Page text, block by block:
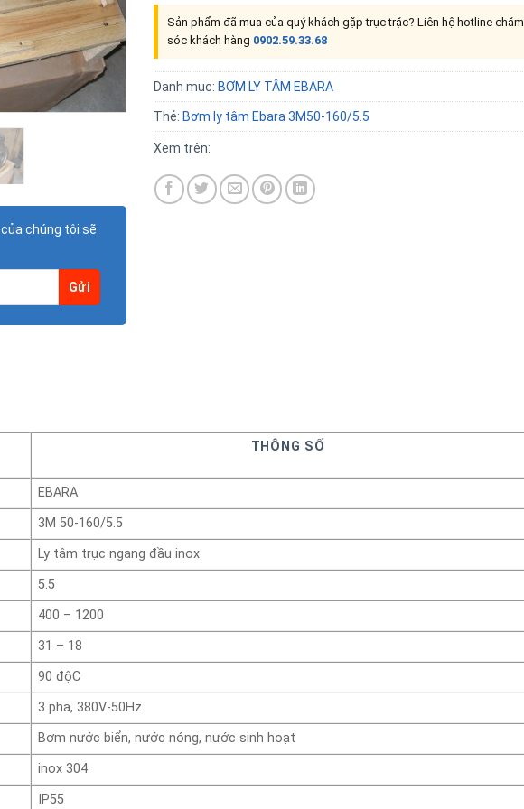
của chúng tôi sẽ
Sản phẩm đã mua của quý khách gặp trục trặc? Liên hệ hotline chăm
sóc khách hàng 0902.59.33.68
Danh mục: BƠM LY TÂM EBARA
Thẻ: Bơm ly tâm Ebara 3M50-160/5.5
Xem trên:
THÔNG SỐ
EBARA
3M 50-160/5.5
Ly tâm trục ngang đầu inox
5.5
400 – 1200
31 – 18
90 độC
3 pha, 380V-50Hz
Bơm nước biển, nước nóng, nước sinh hoạt
inox 304
IP55